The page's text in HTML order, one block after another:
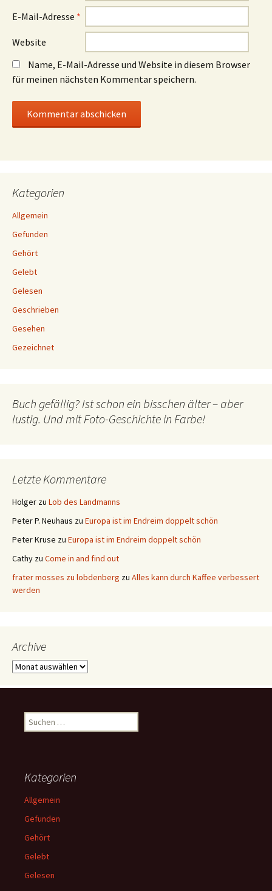
E-Mail-Adresse *
Website
Name, E-Mail-Adresse und Website in diesem Browser
für meinen nächsten Kommentar speichern.
Kategorien
Allgemein
Gefunden
Gehört
Gelebt
Gelesen
Geschrieben
Gesehen
Gezeichnet
Buch gefällig? Ist schon ein bisschen älter – aber
lustig. Und mit Foto-Geschichte in Farbe!
Letzte Kommentare
Holger zu Lob des Landmanns
Peter P. Neuhaus zu Europa ist im Endreim doppelt schön
Peter Kruse zu Europa ist im Endreim doppelt schön
Cathy zu Come in and find out
frater mosses zu lobdenberg zu Alles kann durch Kaffee verbessert
werden
Archive
Archive
Suchen
nach:
Kategorien
Allgemein
Gefunden
Gehört
Gelebt
Gelesen